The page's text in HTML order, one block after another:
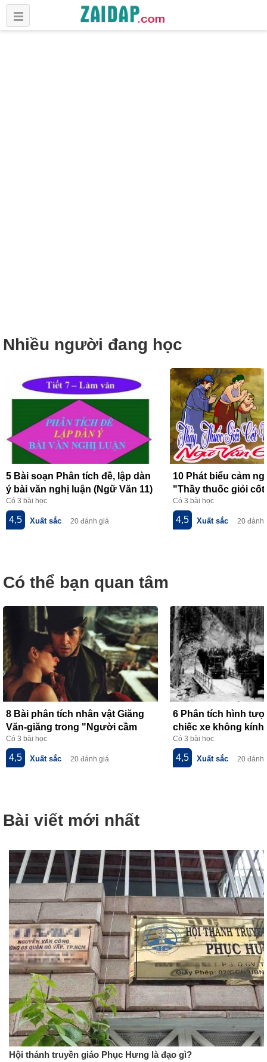
Nhiều người đang học
5 Bài soạn Phân tích đề, lập dàn
ý bài văn nghị luận (Ngữ Văn 11)
hay nhất
Có 3 bài học
4,5 Xuất sắc 20 đánh giá
10 Phát biểu cảm
"Thầy thuốc giỏi cốt
lòng" của Hồ
nhất
Có 3 bài học
4,5 Xuất sắc 20 đánh
Có thể bạn quan tâm
8 Bài phân tích nhân vật Giăng
Văn-giăng trong "Người cầm
quyền khôi phục uy quyền" của
V.Huy-gô
Có 3 bài học
4,5 Xuất sắc 20 đánh giá
6 Phân tích hình
chiếc xe không
thơ về tiểu đội xe
của Phạm Tiến Duật
Có 3 bài học
4,5 Xuất sắc 20 đánh
Bài viết mới nhất
Hội thánh truyền giáo Phục Hưng là đạo gì?